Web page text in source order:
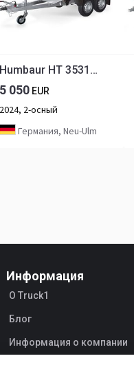
Humbaur HT 353121 Hochlader 3,5 to. 3100 x 2100 x 350 mm
5 050EUR
2024, 2-осный
Германия, Neu-Ulm
Информация
О Truck1
Блог
Информация о компании